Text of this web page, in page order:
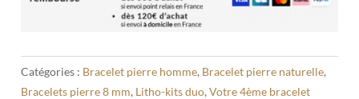
Catégories : Bracelet pierre homme, Bracelet pierre naturelle,
Bracelets pierre 8 mm, Litho-kits duo,Votre 4ème bracelet